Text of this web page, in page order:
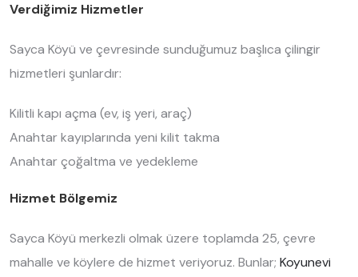
Verdiğimiz Hizmetler
Sayca Köyü ve çevresinde sunduğumuz başlıca çilingir
hizmetleri şunlardır:
Kilitli kapı açma (ev, iş yeri, araç)
Anahtar kayıplarında yeni kilit takma
Anahtar çoğaltma ve yedekleme
Hizmet Bölgemiz
Sayca Köyü merkezli olmak üzere toplamda 25, çevre
mahalle ve köylere de hizmet veriyoruz. Bunlar; Koyunevi